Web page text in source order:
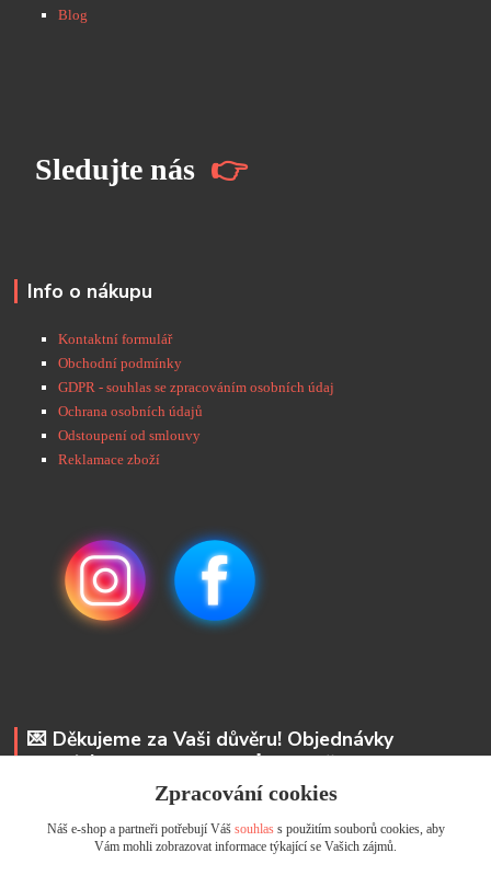
Blog
Sledujte nás 👉
Info o nákupu
Kontaktní formulář
Obchodní podmínky
GDPR - souhlas se zpracováním osobních údaj
Ochrana osobních údajů
Odstoupení od smlouvy
Reklamace zboží
💌 Děkujeme za Vaši důvěru! Objednávky
odesíláme do 48 hodin. 📩 Na vaše e-maily
odpovíme do 24 hodin.
Andrea Kyselová DiS.
+ 420 737 352 681
Zpracování cookies
Náš e-shop a partneři potřebují Váš souhlass použitím souborů cookies, aby
Vám mohli zobrazovat informace týkající se Vašich zájmů.